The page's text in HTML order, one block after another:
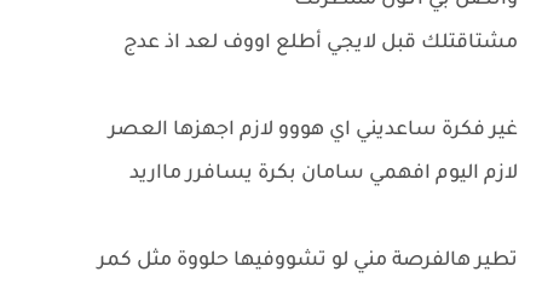
مشتاقتلك قبل لايجي أطلع اووف لعد اذ عدج
غير فكرة ساعديني اي هووو لازم اجهزها العصر
لازم اليوم افهمي سامان بكرة يسافرر مااريد
تطير هالفرصة مني لو تشووفيها حلووة مثل كمر